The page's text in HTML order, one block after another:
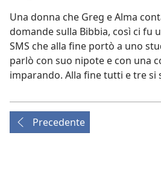
Una donna che Greg e Alma
domande sulla Bibbia, così ci fu
SMS che alla fine portò a uno
parlò con suo nipote e con una
imparando. Alla fine tutti e tre si
Precedente